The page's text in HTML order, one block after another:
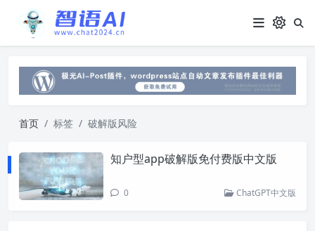
首页 标签 破解版风险
知户型app破解版免付费版中文版
0 ChatGPT中文版